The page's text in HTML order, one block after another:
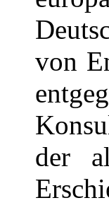
von
der